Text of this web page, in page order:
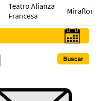
Teatro Alianza
Francesa